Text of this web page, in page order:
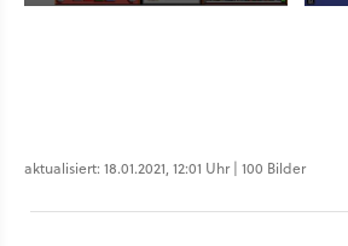
aktualisiert: 18.01.2021, 12:01 Uhr | 100 Bilder